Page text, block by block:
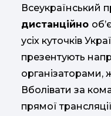
Всеукраїнський
дистанційно
усіх куточків
презентують
організаторами,
Вболівати за
прямої